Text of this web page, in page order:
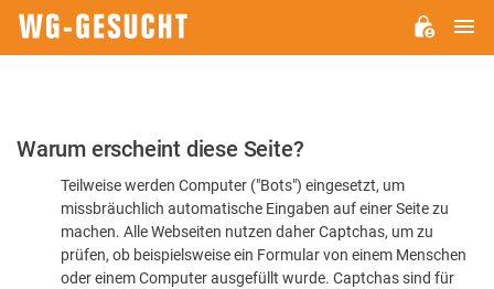
Bitte
dass
Warum erscheint diese Seite?
Teilweise werden Computer ("Bots") eingesetzt, um
missbräuchlich automatische Eingaben auf einer Seite zu
machen. Alle Webseiten nutzen daher Captchas, um zu
prüfen, ob beispielsweise ein Formular von einem Menschen
oder einem Computer ausgefüllt wurde. Captchas sind für